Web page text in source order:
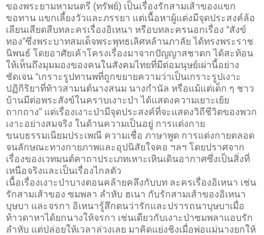
ของพระยามหามนตรี (ทรัพย์) เป็นเรื่องรักสามเส้าของแขก
ขอทาน แขกเลี้ยงวัวและภรรยา แต่เนื้อหาผู้แต่งมีจุดประสงค์ล้อ
เลียนเสียดสีบทละครเรื่องอิเหนา หรือบทละครนอกเรื่อง “สังข์
ทอง”ซึ่งพระบาทสมเด็จพระพุทธเลิศหล้านภาลัย ได้ทรงพระราช
นิพนธ์ โดยอาศัยเค้าโครงเรื่องมาจากปัญญาสชาดก ได้สะท้อน
ให้เห็นถึงมุมมองของคนในสังคมไทยที่มีต่อมนุษย์เผ่านี้อย่าง
ชัดเจน “เกราะรูปทานพที่ถูกขยายความว่าเป็นเกราะรูปเงาะ
ปฏิกิริยาที่ท้าวสามนต์นางสนม นางกำนัล หรือแม้แต่เด็ก ๆ ชาว
บ้านมีต่อพระสังข์ในคราบเงาะป่า ได้แสดงความเยาะเย้ย
ถากถาง” แต่เรื่องเงาะป่ามีจุดประสงค์ที่จะแสดงวิถีชีวิตของพวก
เงาะอย่างสมจริง ในด้านความเป็นอยู่ การแต่งกาย
ขนบธรรมเนียมประเพณี ความเชื่อ ภาษาพูด การแต่งกายตลอด
จนลักษณะทางกายภาพและอุปนิสัยใจคอ ฯลฯ โดยปราศจาก
เรื่องของเวทมนต์คาถาประเภทเหาะเหินเดินอากาศซึ่งเป็นสิ่งที่
เหนือจริงและเป็นเรื่องไกลตัว
เนื้อเรื่องเงาะป่าบางตอนคล้ายคลึงกับบท ละครเรื่องอิเหนา เช่น
รักสามเส้าของ ซมพลา ลำหับ ฮเนา กับรักสามเส้าของอิเหนา
บุษบา และจรกา อิเหนารู้สึกตนว่ารักและปรารถนาบุษบาเมื่อ
ท้าวดาหาได้ยกนางให้จรกา เช่นเดียวกับเงาะป่าซมพลาแอบรัก
ลำหับ แต่ปล่อยให้เวลาล่วงเลย มาคิดแย่งชิงเมื่อพ่อแม่นางยกให้